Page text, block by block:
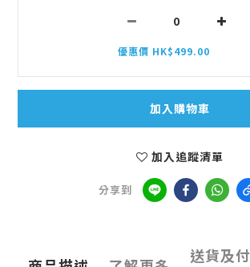
優惠價 HK$499.00
加入購物車
加入追蹤清單
分享到
送貨及付